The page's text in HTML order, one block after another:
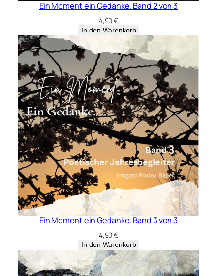
Ein Moment ein Gedanke. Band 2 von 3
4,90€
In den Warenkorb
Ein Moment ein Gedanke. Band 3 von 3
4,90€
In den Warenkorb